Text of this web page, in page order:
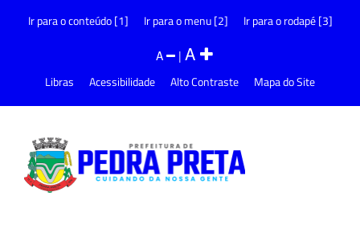
Ir para o conteúdo [1] Ir para o menu [2] Ir para o rodapé [3]
A |A
Libras Acessibilidade Alto Contraste Mapa do Site